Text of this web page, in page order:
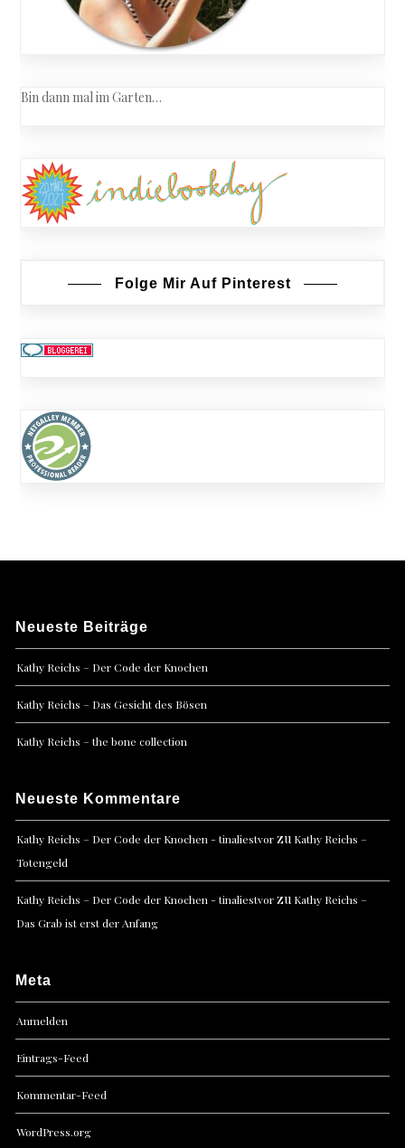
Bin dann mal im Garten…
Folge Mir Auf Pinterest
Neueste Beiträge
Kathy Reichs – Der Code der Knochen
Kathy Reichs – Das Gesicht des Bösen
Kathy Reichs – the bone collection
Neueste Kommentare
Kathy Reichs – Der Code der Knochen - tinaliestvorzu Kathy Reichs –
Totengeld
Kathy Reichs – Der Code der Knochen - tinaliestvorzu Kathy Reichs –
Das Grab ist erst der Anfang
Meta
Anmelden
Eintrags-Feed
Kommentar-Feed
WordPress.org